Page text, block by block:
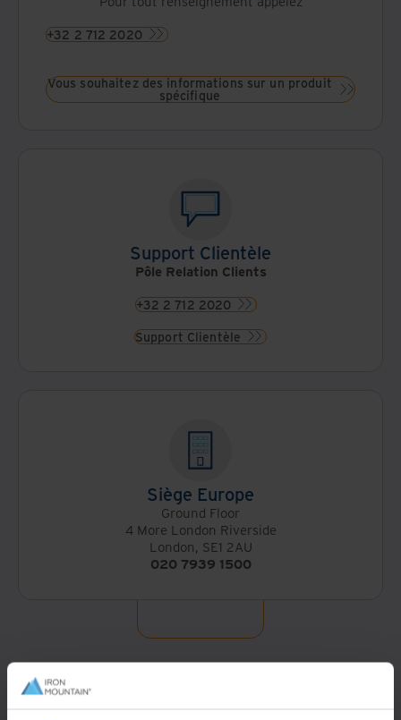
+32 2 712 2020
Vous souhaitez des informations sur un produit
spécifique
Support Clientèle
Pôle Relation Clients
+32 2 712 2020
Support Clientèle
Siège Europe
Ground Floor
4 More London Riverside
London, SE1 2AU
020 7939 1500